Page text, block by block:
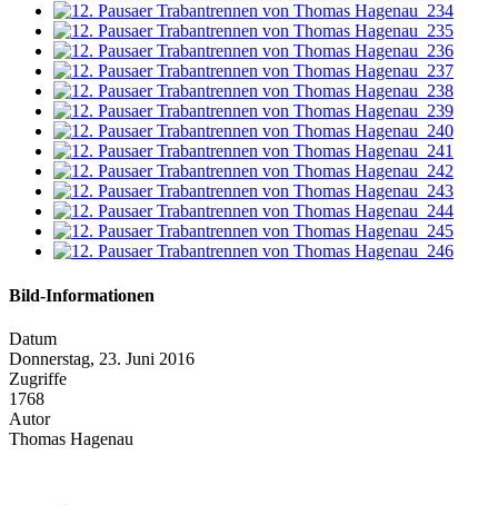
Bild-Informationen
Datum
Donnerstag, 23. Juni 2016
Zugriffe
1768
Autor
Thomas Hagenau